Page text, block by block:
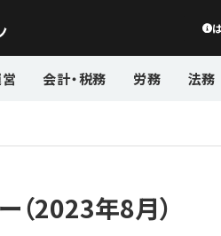
会計・税務 労務 法務
（2023年8月）